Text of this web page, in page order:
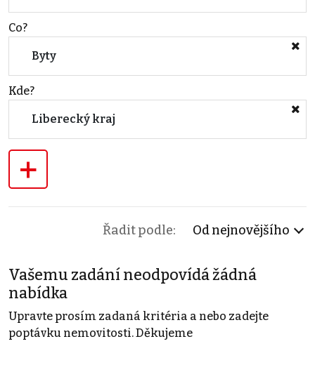
Co?
Byty
Kde?
Liberecký kraj
+
Řadit podle: Od nejnovějšího
Vašemu zadání neodpovídá žádná
nabídka
Upravte prosím zadaná kritéria a nebo zadejte
poptávku nemovitosti. Děkujeme